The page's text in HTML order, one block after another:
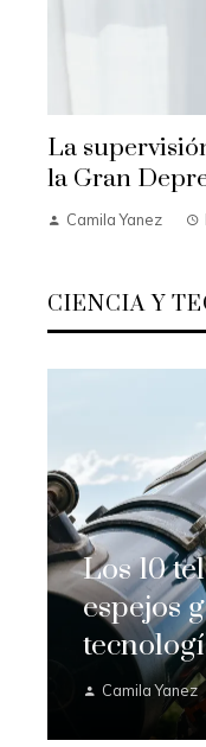
La
la Gran
Camila Yanez
CIENCIA Y
Los 10
espejos
Camila Yanez